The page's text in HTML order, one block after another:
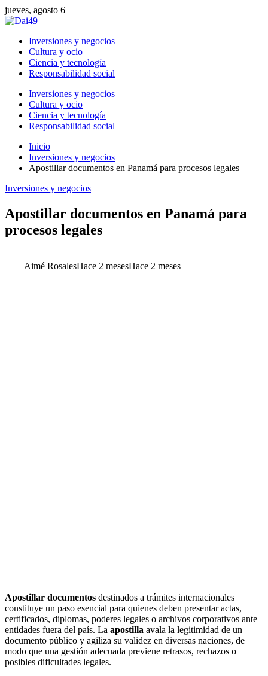
jueves, agosto 6
Inversiones y negocios
Cultura y ocio
Ciencia y tecnología
Responsabilidad social
Inversiones y negocios
Cultura y ocio
Ciencia y tecnología
Responsabilidad social
Inicio
Inversiones y negocios
Apostillar documentos en Panamá para procesos legales
Inversiones y negocios
Apostillar documentos en Panamá para
procesos legales
Aimé RosalesHace 2 mesesHace 2 meses
Apostillar documentos destinados a trámites internacionales
constituye un paso esencial para quienes deben presentar actas,
certificados, diplomas, poderes legales o archivos corporativos ante
entidades fuera del país. La apostilla avala la legitimidad de un
documento público y agiliza su validez en diversas naciones, de
modo que una gestión adecuada previene retrasos, rechazos o
posibles dificultades legales.